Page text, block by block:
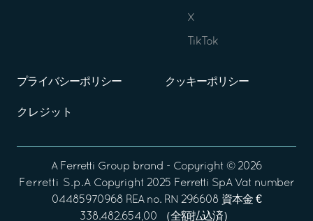
X
TikTok
プライバシーポリシー クッキーポリシー
クレジット
A Ferretti Group brand - Copyright © 2026
Ferretti S.p.A Copyright 2025 Ferretti SpA Vat number
04485970968 REA no. RN 296608 資本金 €
338.482.654,00 （全額払込済）